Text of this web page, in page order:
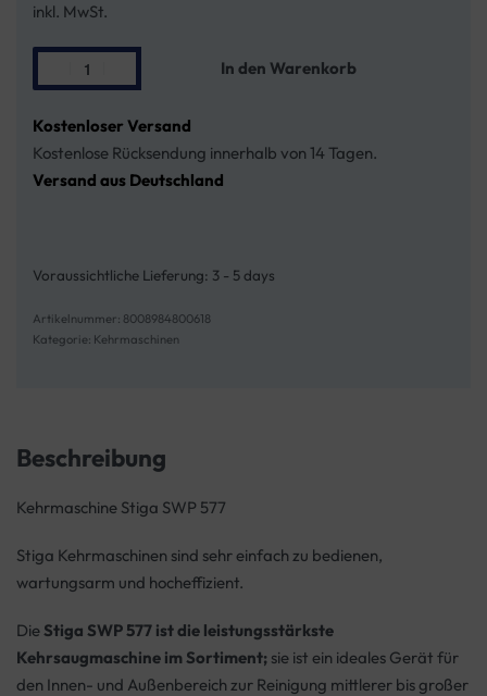
inkl. MwSt.
In den Warenkorb
Kostenloser Versand
Kostenlose Rücksendung innerhalb von 14 Tagen.
Versand aus Deutschland
Voraussichtliche Lieferung: 3 - 5 days
8008984800618
Kategorie: Kehrmaschinen
Beschreibung
Kehrmaschine Stiga SWP 577
Stiga Kehrmaschinen sind sehr einfach zu bedienen,
wartungsarm und hocheffizient.
DieStiga SWP 577 ist die leistungsstärkste
Kehrsaugmaschine im Sortiment; sie ist ein ideales Gerät für
den Innen- und Außenbereich zur Reinigung mittlerer bis großer